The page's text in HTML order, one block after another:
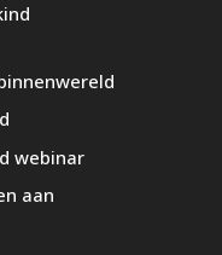
webinar
aan